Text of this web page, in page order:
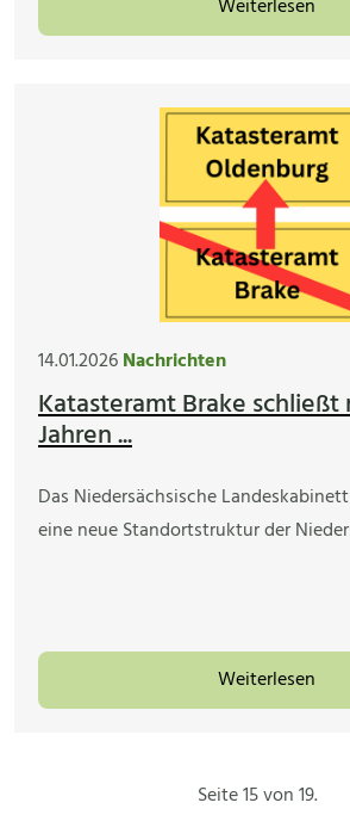
Weiterlesen
14.01.2026Nachrichten
Katasteramt Brake schließt
Jahren ...
Das Niedersächsische
eine neue Standortstruktur der
Weiterlesen
Seite 15 von 19.